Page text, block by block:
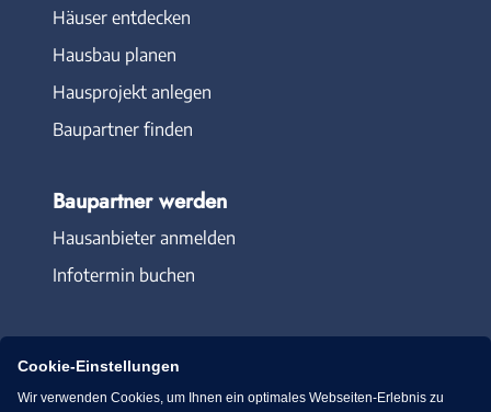
Häuser entdecken
Hausbau planen
Hausprojekt anlegen
Baupartner finden
Baupartner werden
Hausanbieter anmelden
Infotermin buchen
Cookie-Einstellungen
Wir verwenden Cookies, um Ihnen ein optimales Webseiten-Erlebnis zu